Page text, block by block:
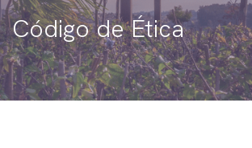
Código de Ética